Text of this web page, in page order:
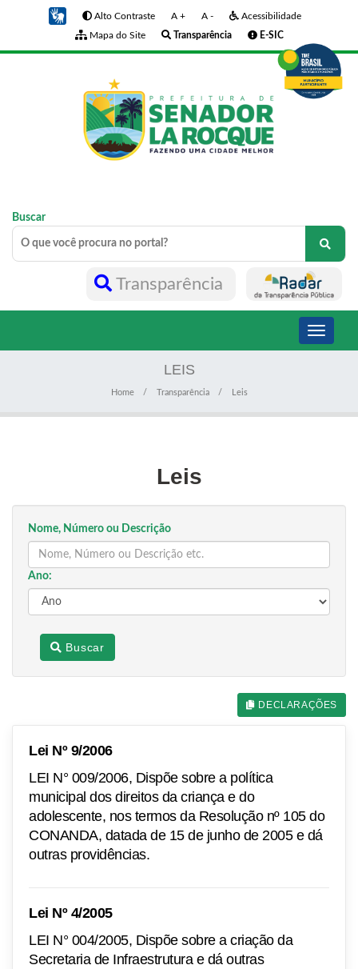
Alto Contraste A + A -
Acessibilidade
Mapa do Site
Transparência E-SIC
Buscar
Transparência
Toggle
LEIS
Home Transparência Leis
Leis
Nome, Número ou Descrição
Ano:
Buscar
DECLARAÇÕES
Lei Nº 9/2006
LEI N° 009/2006, Dispõe sobre a política
municipal dos direitos da criança e do
adolescente, nos termos da Resolução nº 105 do
CONANDA, datada de 15 de junho de 2005 e dá
outras providências.
Lei Nº 4/2005
LEI N° 004/2005, Dispõe sobre a criação da
Secretaria de Infraestrutura e dá outras